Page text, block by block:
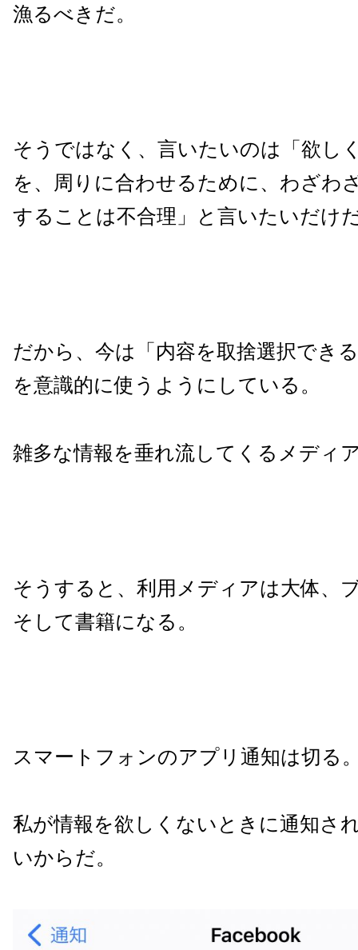
漁るべきだ。
そうではなく、言いたいのは「欲し
を、周りに合わせるために、わざわ
することは不合理」と言いたいだけ
だから、今は「内容を取捨選択でき
を意識的に使うようにしている。
雑多な情報を垂れ流してくるメディ
そうすると、利用メディアは大体、
そして書籍になる。
スマートフォンのアプリ通知は切る
私が情報を欲しくないときに通知さ
いからだ。